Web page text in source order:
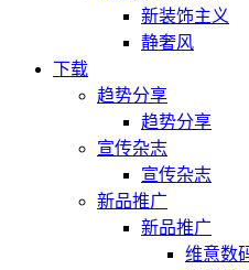
新装饰主义
静奢风
下载
趋势分享
趋势分享
宣传杂志
宣传杂志
新品推广
新品推广
维意数